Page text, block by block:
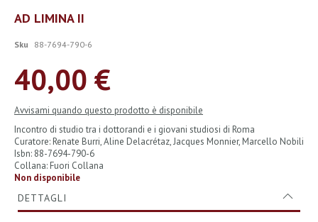
Vai
all'inizio
galleria
immagini
AD LIMINA II
Sku 88-7694-790-6
40,00 €
Avvisami quando questo prodotto è disponibile
Incontro di studio tra i dottorandi e i giovani studiosi di Roma
Curatore: Renate Burri, Aline Delacrétaz, Jacques Monnier, Marcello Nobili
Isbn: 88-7694-790-6
Collana: Fuori Collana
Non disponibile
DETTAGLI